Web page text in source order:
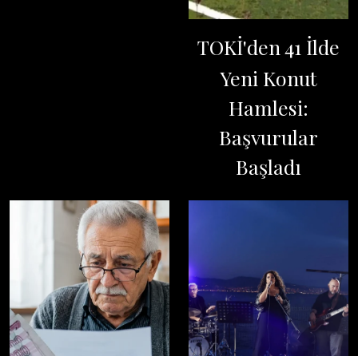
TOKİ'den 41 İlde
Yeni Konut
Hamlesi:
Başvurular
Başladı